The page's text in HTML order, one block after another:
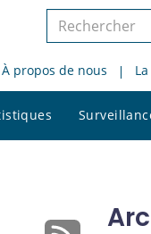
Rechercher
le
site
À propos de nous